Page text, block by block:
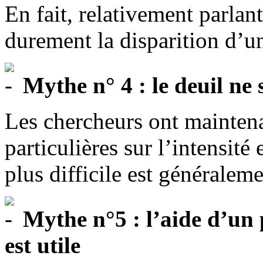
En fait, relativement
durement la disparition
Mythe n° 4 : le deuil ne
Les chercheurs ont
particulières sur l’intensité
plus difficile est
Mythe n°5 : l’aide
est utile